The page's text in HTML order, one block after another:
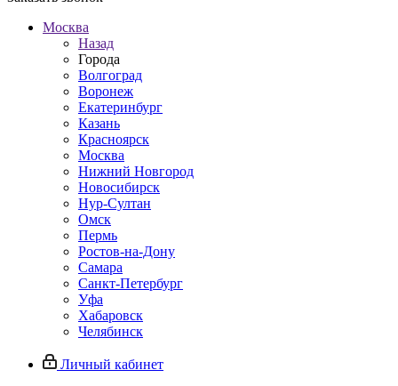
Москва
Назад
Города
Волгоград
Воронеж
Екатеринбург
Казань
Красноярск
Москва
Нижний Новгород
Новосибирск
Нур-Султан
Омск
Пермь
Ростов-на-Дону
Самара
Санкт-Петербург
Уфа
Хабаровск
Челябинск
Личный кабинет